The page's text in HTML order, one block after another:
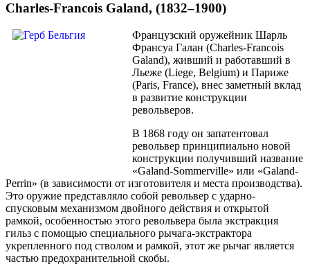
Charles-Franсois Galand, (1832–1900)
Французский оружейник Шарль
Франсуа Галан (Charles-Franсois
Galand), живший и работавший в
Льеже (Liege, Belgium) и Париже
(Paris, France), внес заметный вклад
в развитие конструкции
револьверов.
В 1868 году он запатентовал
револьвер принципиально новой
конструкции получивший название
«Galand-Sommerville» или «Galand-
Perrin» (в зависимости от изготовителя и места производства).
Это оружие представляло собой револьвер с ударно-
спусковым механизмом двойного действия и открытой
рамкой, особенностью этого револьвера была экстракция
гильз с помощью специального рычага-экстрактора
укрепленного под стволом и рамкой, этот же рычаг является
частью предохранительной скобы.